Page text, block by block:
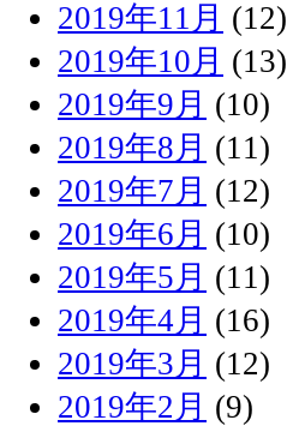
2019年11月 (12)
2019年10月 (13)
2019年9月 (10)
2019年8月 (11)
2019年7月 (12)
2019年6月 (10)
2019年5月 (11)
2019年4月 (16)
2019年3月 (12)
2019年2月 (9)